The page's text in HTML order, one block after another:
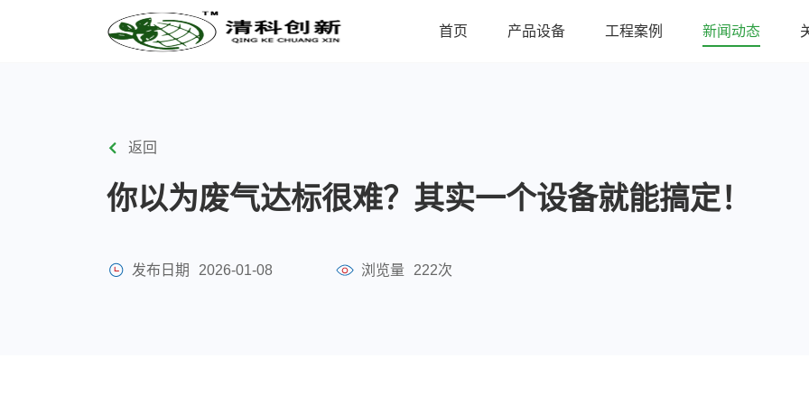
首页 产品设备 工程案例 新闻动态
返回
你以为废气达标很难？其实一个设备就能搞定！
发布日期 2026-01-08 浏览量 222次